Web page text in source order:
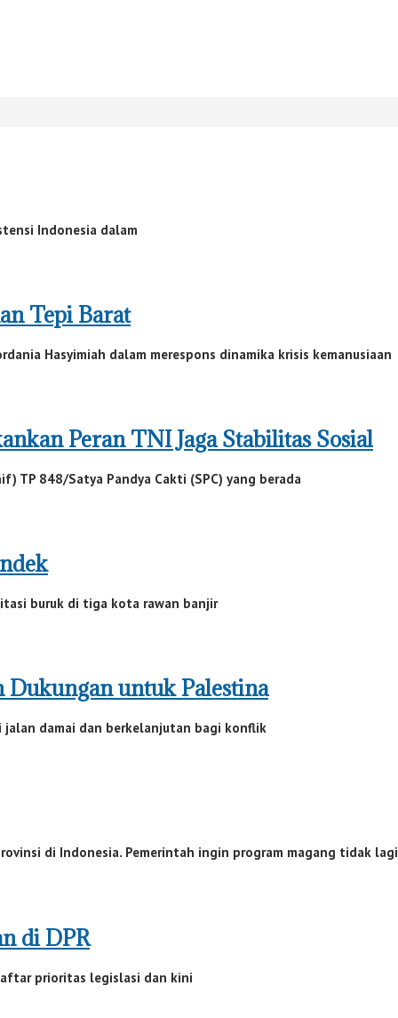
Indonesia dalam
Tepi Barat
Hasyimiah dalam merespons dinamika krisis kemanusiaan
Peran TNI Jaga Stabilitas Sosial
TP 848/Satya Pandya Cakti (SPC) yang berada
buruk di tiga kota rawan banjir
Dukungan untuk Palestina
jalan damai dan berkelanjutan bagi konflik
di Indonesia. Pemerintah ingin program magang tidak lagi
di DPR
prioritas legislasi dan kini